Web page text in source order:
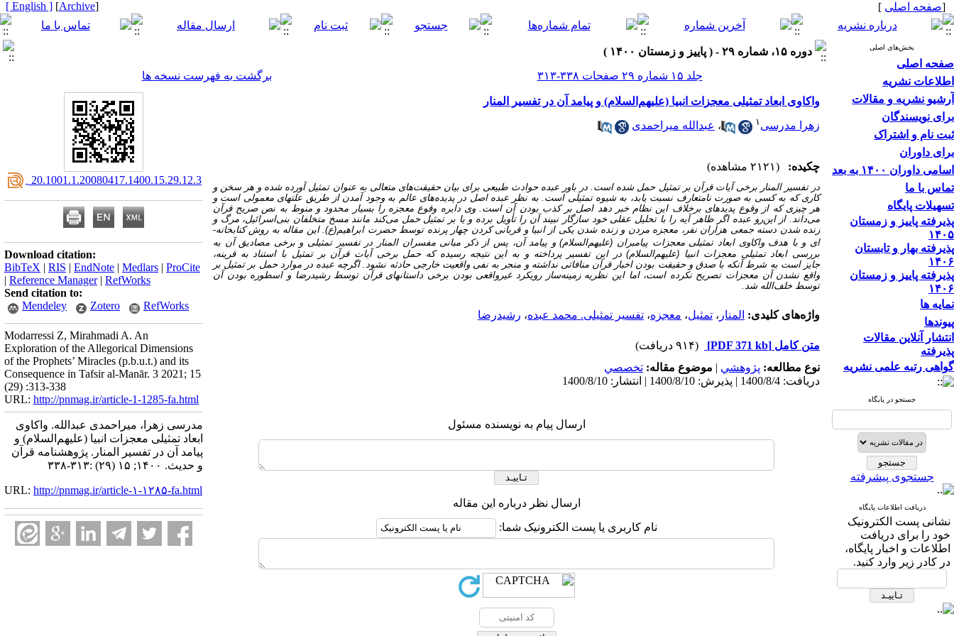
[صفحه اصلی ]
[
Archive
]
[ English ]
بخش‌های اصلی
صفحه اصلی
اطلاعات نشریه
آرشیو نشریه و مقالات
برای نویسندگان
ثبت نام و اشتراک
برای داوران
اسامی داوران ۱۴۰۰ به بعد
تماس با ما
تسهیلات پایگاه
پذیرفته پاییز و زمستان
۱۴۰۵
پذیرفته بهار و تابستان
۱۴۰۶
پذیرفته پاییز و زمستان
۱۴۰۶
نمایه ها
پیوندها
انتشار آنلاین مقالات
پذیرفته
گواهی رتبه علمی نشریه
جستجو در پایگاه
جستجوی پیشرفته
دریافت اطلاعات پایگاه
نشانی پست الکترونیک
خود را برای دریافت
اطلاعات و اخبار پایگاه،
در کادر زیر وارد کنید.
دوره ۱۵، شماره ۲۹ - ( پاییز و زمستان ۱۴۰۰ )
جلد ۱۵ شماره ۲۹ صفحات ۳۳۸-۳۱۳
برگشت به فهرست نسخه ها
واکاوی ابعاد تمثیلی معجزات انبیا (علیهم‌السلام) و پیامد آن در تفسیر المنار
زهرا مدرسی ۱ ، عبدالله میراحمدی
چکیده: (۲۱۲۱ مشاهده)
در تفسیر المنار برخی آیات قرآن بر تمثیل حمل شده است. در باور عبده حوادث طبیعی برای بیان حقیقت‌های متعالی به عنوان تمثیل آورده شده‌ و هر سخن و
کاری که به کسی به صورت نامتعارف نسبت یابد، به شیوه تمثیلی است. به نظر عبده اصل در پدیده‌های عالم به وجود آمدن از طریق علت­ها­ی معمولی است و
هر چیزی که از وقوع پدیده­ای برخلاف این نظام خبر دهد اصل بر کذب بودن آن است.ویدایره وقوع معجزه را بسیار محدود و منوط به نص صریح قرآن
می‌داند. از این‌رو عبده اگر ظاهر آیه را با تحلیل عقلی خود سازگار نبیند آن را تأویل برده و یا بر تمثیل حمل می‌کند مانند مسخ متخلفان بنی‌اسرائیل، مرگ و
زنده شدن دسته جمعی هزاران نفر، معجزه مردن و زنده شدن یکی از انبیا و قربانی کردن چهار پرنده توسط حضرت ابراهیم(ع). این مقاله به روش کتابخانه
­
ای و با هدف واکاوی ابعاد تمثیلی معجزات پیامبران (علیهم‌السلام) و پیامد آن، پس از ذکر مبانی مفسران المنار در تفسیر تمثیلی و برخی مصادیق آن به
بررسی ابعاد تمثیلی معجزات انبیا (علیهم‌السلام) در این تفسیر پرداختهو به این نتیجه رسیده که حمل برخی آیات قرآن بر تمثیل با استناد به قرینه،
جایز است به شرط آنکه با صدق و حقیقت بودن اخبار قرآن منافاتی نداشته‌ و منجر به نفی واقعیت خارجی حادثه نشود. اگرچه عبده در موارد حمل بر تمثیل بر
واقع نشدن آن معجزات تصریح نکرده است، اما این نظریه زمینه‌ساز رویکرد غیرواقعی بودن برخی داستانها­ی قرآن توسط رشیدرضا و اسطوره بودن آن
توسط خلف‌الله شد.
واژه‌های کلیدی: المنار ، تمثیل، معجزه، تفسیر تمثیلی. محمد عبده، رشیدرضا
متن کامل [PDF 371 kb]
(۹۱۴ دریافت)
نوع مطالعه: پژوهشي | موضوع مقاله: تخصصي
دریافت: 1400/8/4 | پذیرش: 1400/8/10 | انتشار: 1400/8/10
ارسال پیام به نویسنده مسئول
ارسال نظر درباره این مقاله
نام کاربری یا پست الکترونیک شما:
‎ 20.1001.1.20080417.1400.15.29.12.3
Download citation:
BibTeX | RIS | EndNote | Medlars | ProCite
| Reference Manager| RefWorks
Send citation to:
Mendeley
Zotero RefWorks
Modarressi Z, Mirahmadi A. An
Exploration of the Allegorical Dimensions
of the Prophets’ Miracles (p.b.u.t.) and its
Consequence in Tafsir al-Manār. 3 2021; 15
(29) :313-338
URL: http://pnmag.ir/article-1-1285-fa.html
مدرسی زهرا، میراحمدی عبدالله. واکاوی
ابعاد تمثیلی معجزات انبیا (علیهم‌السلام) و
پیامد آن در تفسیر المنار. پژوهشنامه قرآن
و حدیث. ۱۴۰۰; ۱۵ (۲۹) :۳۱۳-۳۳۸
URL: http://pnmag.ir/article-۱-۱۲۸۵-fa.html